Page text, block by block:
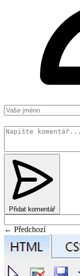
Přidat komentář
← Předchozí